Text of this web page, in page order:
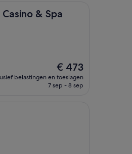
& Spa
De
prijs
is
€ 473
belastingen en toeslagen
7 sep - 8 sep